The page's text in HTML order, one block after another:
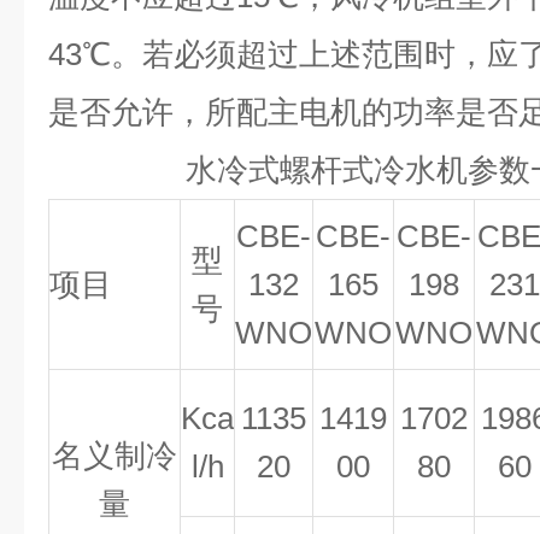
43℃。若必须超过上述范围时，应
是否允许，所配主电机的功率是否
水冷式螺杆式冷水机参
项目
型
号
CBE-
132
WNO
CBE-
165
WNO
CBE-
198
WNO
231
名义制冷
量
Kca
l/h
1135
20
1419
00
1702
80
60